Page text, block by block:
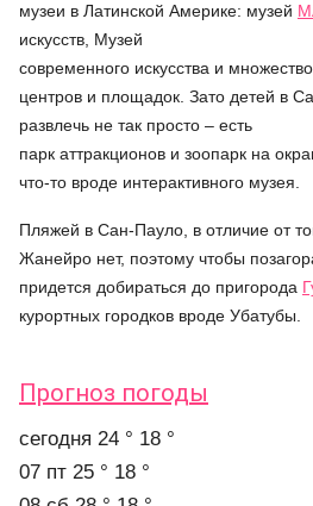
музеи в Латинской Америке: музей
искусств, Музей
современного искусства и
центров и площадок. Зато детей в
развлечь не так просто – есть
парк аттракционов и зоопарк на
что-то вроде интерактивного музея.
Пляжей в Сан-Пауло, в отличие от
Жанейро нет, поэтому чтобы
придется добираться до пригорода
курортных городков вроде Убатубы.
Прогноз погоды
cегодня 24 ° 18 °
07 пт 25 ° 18 °